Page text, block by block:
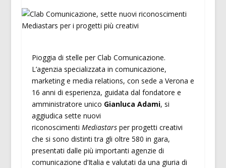
Pioggia di stelle per Clab Comunicazione.
L’agenzia specializzata in comunicazione,
marketing e media relations, con sede a Verona e
16 anni di esperienza, guidata dal fondatore e
amministratore unico Gianluca Adami, si
aggiudica sette nuovi
riconoscimenti Mediastarsper progetti creativi
che si sono distinti tra gli oltre 580 in gara,
presentati dalle più importanti agenzie di
comunicazione d’Italia e valutati da una giuria di